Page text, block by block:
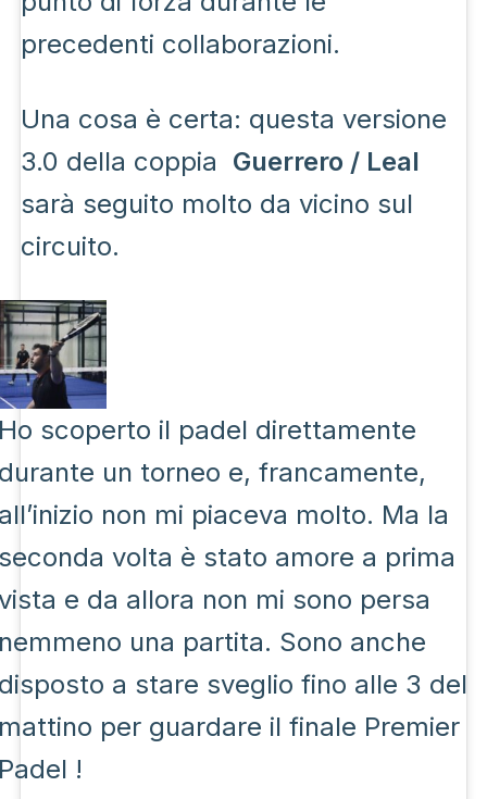
precedenti collaborazioni.
Una cosa è certa: questa versione
3.0 della coppia Guerrero / Leal
sarà seguito molto da vicino sul
circuito.
scoperto il padel direttamente
un torneo e, francamente,
non mi piaceva molto. Ma la
volta è stato amore a prima
e da allora non mi sono persa
una partita. Sono anche
a stare sveglio fino alle 3 del
per guardare il finale Premier
!